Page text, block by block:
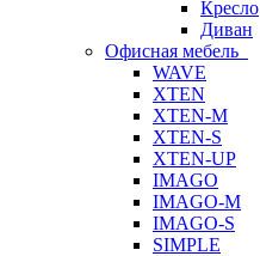
Кресло
Диван
Офисная мебель
WAVE
XTEN
XTEN-M
XTEN-S
XTEN-UP
IMAGO
IMAGO-M
IMAGO-S
SIMPLE